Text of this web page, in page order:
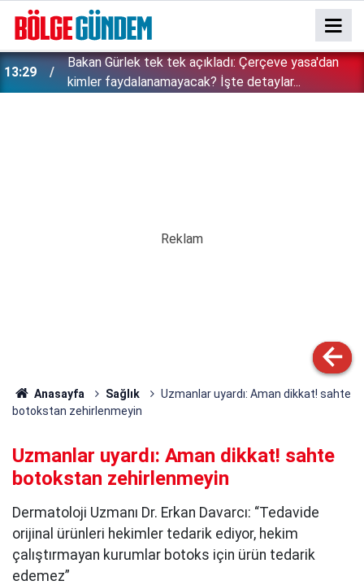
13:29
Bakan Gürlek tek tek açıkladı: Çerçeve yasa'dan
kimler faydalanamayacak? İşte detaylar...
Anasayfa Sağlık
Uzmanlar uyardı: Aman dikkat! sahte
botokstan zehirlenmeyin
Uzmanlar uyardı: Aman dikkat! sahte
botokstan zehirlenmeyin
Dermatoloji Uzmanı Dr. Erkan Davarcı: “Tedavide
orijinal ürünleri hekimler tedarik ediyor, hekim
çalıştırmayan kurumlar botoks için ürün tedarik
edemez”